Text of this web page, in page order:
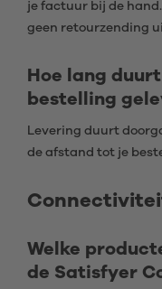
je factuur bij de
geen retourzending
Hoe lang
bestelling
Levering duurt
de afstand tot je
Welke
de Satisfyer